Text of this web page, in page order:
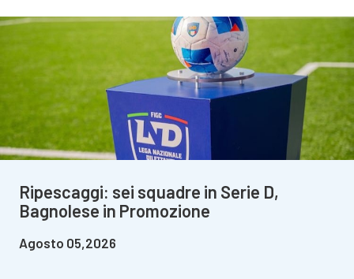
Ripescaggi: sei squadre in Serie D,
Bagnolese in Promozione
Agosto 05,2026